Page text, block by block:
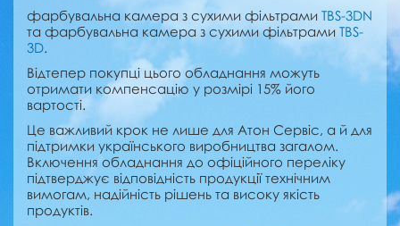
фарбувальна камера з сухими фільтрами TBS-3DN
та фарбувальна камера з сухими фільтрами TBS-
3D.
Відтепер покупці цього обладнання можуть
отримати компенсацію у розмірі 15% його
вартості.
Це важливий крок не лише для Атон Сервіс, а й для
підтримки українського виробництва загалом.
Включення обладнання до офіційного переліку
підтверджує відповідність продукції технічним
вимогам, надійність рішень та високу якість
продуктів.